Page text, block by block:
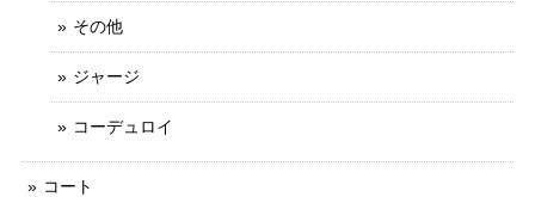
その他
ジャージ
コーデュロイ
コート